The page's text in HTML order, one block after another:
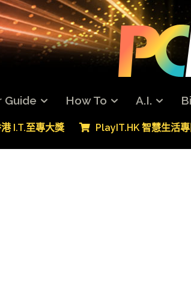
Guide How To A.I.
I.T.至專大獎 PlayIT.HK 智慧生活